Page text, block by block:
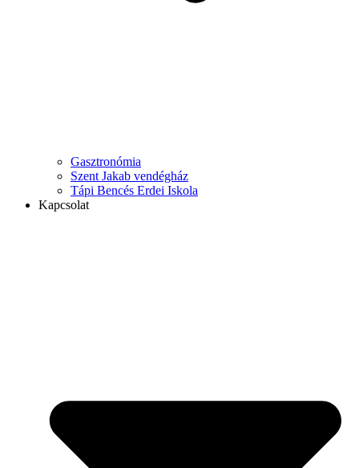
Gasztronómia
Szent Jakab vendégház
Tápi Bencés Erdei Iskola
Kapcsolat